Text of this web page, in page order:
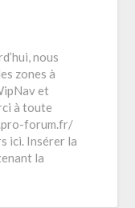
nous
zones à
et
à toute
forum.fr/
ici. Insérer la
la